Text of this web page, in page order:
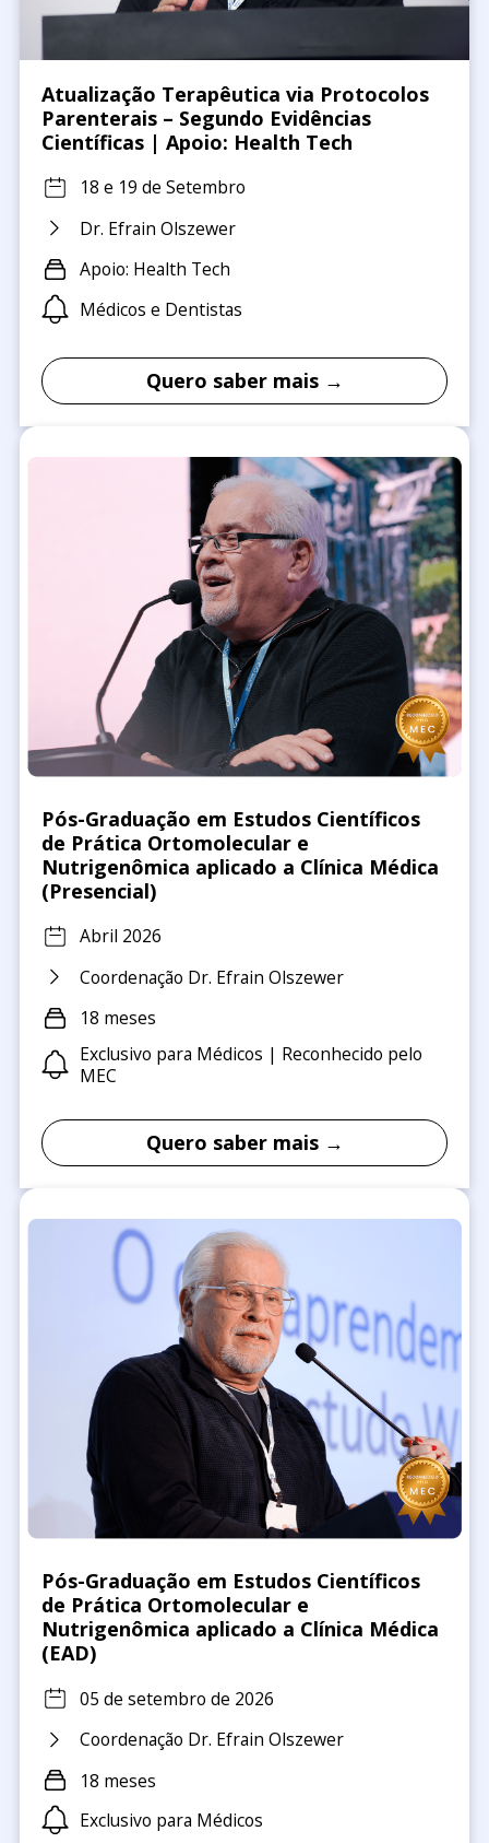
Atualização Terapêutica via Protocolos
Parenterais – Segundo Evidências
Científicas | Apoio: Health Tech
18 e 19 de Setembro
Dr. Efrain Olszewer
Apoio: Health Tech
Médicos e Dentistas
Quero saber mais →
Pós-Graduação em Estudos Científicos
de Prática Ortomolecular e
Nutrigenômica aplicado a Clínica Médica
(Presencial)
Abril 2026
Coordenação Dr. Efrain Olszewer
18 meses
Exclusivo para Médicos | Reconhecido pelo
MEC
Quero saber mais →
Pós-Graduação em Estudos Científicos
de Prática Ortomolecular e
Nutrigenômica aplicado a Clínica Médica
(EAD)
05 de setembro de 2026
Coordenação Dr. Efrain Olszewer
18 meses
Exclusivo para Médicos